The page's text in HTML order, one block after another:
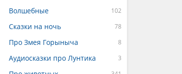
Волшебные
Сказки на ночь
Про Змея Горыныча
Аудиосказки про Лунтика